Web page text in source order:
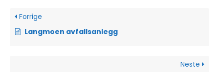
Forrige
Langmoen avfallsanlegg
Neste